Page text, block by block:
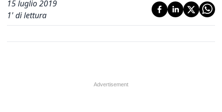
15 luglio 2019
1' di lettura